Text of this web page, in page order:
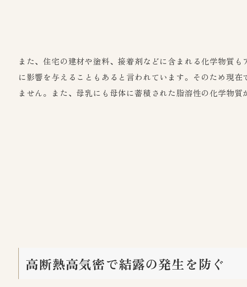
また、住宅の建材や塗料、接着剤などに含まれる化学物質
に影響を与えることもあると言われています。そのため現
ません。また、母乳にも母体に蓄積された脂溶性の化学物
高断熱高気密で結露の発生を防ぐ